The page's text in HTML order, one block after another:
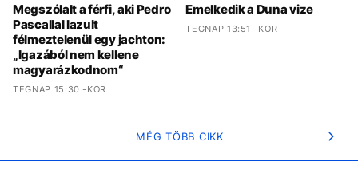
Megszólalt a férfi, aki Pedro
Pascallal lazult
félmeztelenül egy jachton:
„Igazából nem kellene
magyarázkodnom“
TEGNAP 15:30 -KOR
Emelkedik a Duna vize
TEGNAP 13:51 -KOR
MÉG TÖBB CIKK